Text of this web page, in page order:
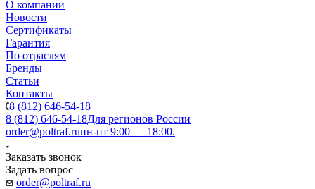
О компании
Новости
Сертификаты
Гарантия
По отраслям
Бренды
Статьи
Контакты
8 (812) 646-54-18
8 (812) 646-54-18Для регионов России
order@poltraf.ruпн-пт 9:00 — 18:00.
Заказать звонок
Задать вопрос
order@poltraf.ru